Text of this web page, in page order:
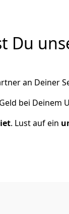
Du
an Deiner
bei Deinem
. Lust auf ein